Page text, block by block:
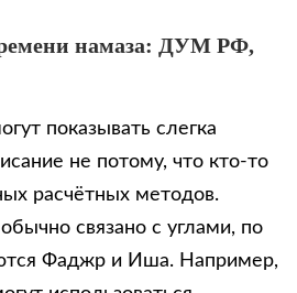
намаза: ДУМ РФ,
показывать слегка
не потому, что кто-то
расчётных методов.
связано с углами, по
Фаджр и Иша. Например,